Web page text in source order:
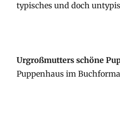
typisches und doch
Urgroßmutters schöne
Puppenhaus im